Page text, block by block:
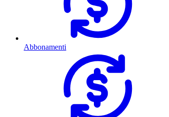
Abbonamenti